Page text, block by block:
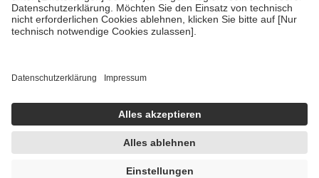
• empfohlenen Schutzimpfungen
• Harn- und Blutteststreifen
getroffen, um sicherzustellen, dass es sich um echte Bewertungen
https://help.etrusted.com/hc/de/articles/4419944605341
Einige Bilder und Inhalte wurden unter Zuhilfenahme künstlicher